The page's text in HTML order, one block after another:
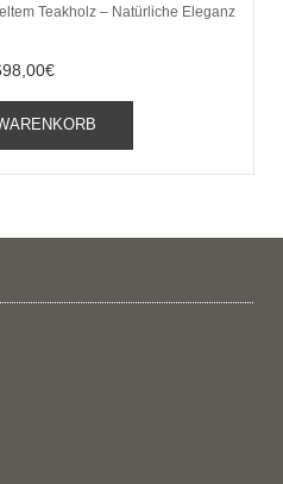
Teakholz – Natürliche Eleganz
€